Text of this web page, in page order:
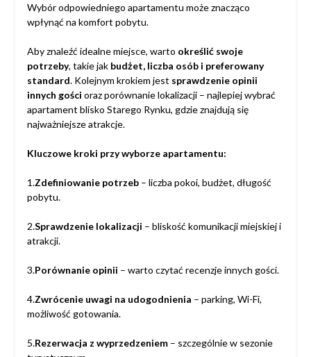
Wybór odpowiedniego apartamentu może znacząco
wpłynąć na komfort pobytu.
Aby znaleźć idealne miejsce, warto określić swoje
potrzeby, takie jak budżet, liczba osób i preferowany
standard. Kolejnym krokiem jest sprawdzenie opinii
innych gości oraz porównanie lokalizacji – najlepiej wybrać
apartament blisko Starego Rynku, gdzie znajdują się
najważniejsze atrakcje.
Kluczowe kroki przy wyborze apartamentu:
1.Zdefiniowanie potrzeb– liczba pokoi, budżet, długość
pobytu.
2.Sprawdzenie lokalizacji – bliskość komunikacji miejskiej i
atrakcji.
3.Porównanie opinii – warto czytać recenzje innych gości.
4.Zwrócenie uwagi na udogodnienia – parking, Wi-Fi,
możliwość gotowania.
5.Rezerwacja z wyprzedzeniem– szczególnie w sezonie